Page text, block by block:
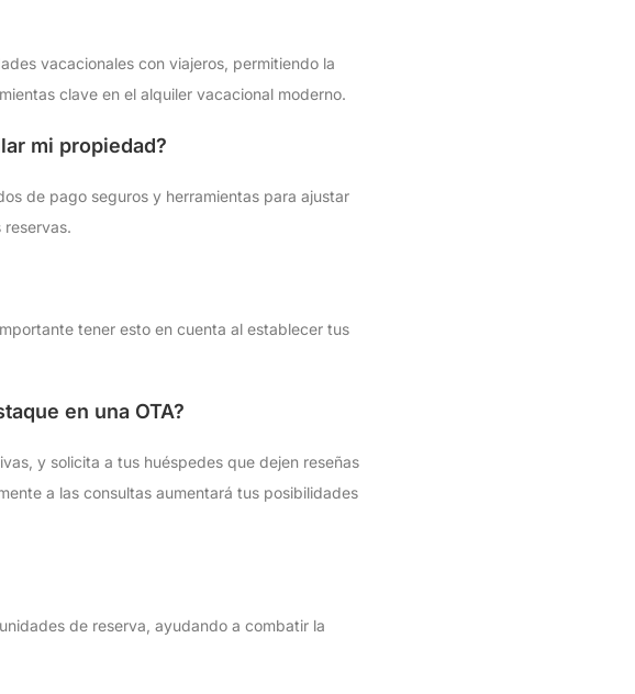
vacacionales con viajeros, permitiendo la
clave en el alquiler vacacional moderno.
mi propiedad?
de pago seguros y herramientas para ajustar
tener esto en cuenta al establecer tus
en una OTA?
y solicita a tus huéspedes que dejen reseñas
a las consultas aumentará tus posibilidades
de reserva, ayudando a combatir la